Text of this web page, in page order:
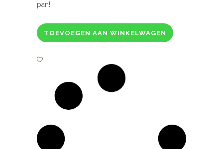
pan!
Le
lime
groen
TOEVOEGEN AAN WINKELWAGEN